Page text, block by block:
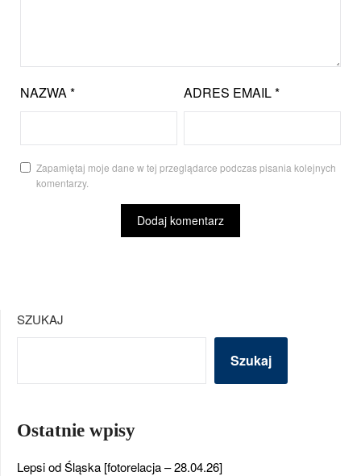
NAZWA* ADRES EMAIL*
Zapamiętaj moje dane w tej przeglądarce podczas pisania kolejnych
komentarzy.
SZUKAJ
Szukaj
Ostatnie wpisy
Lepsi od Śląska [fotorelacja – 28.04.26]